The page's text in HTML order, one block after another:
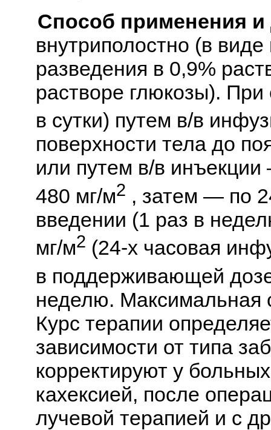
Способ применения
внутриполостно (в
разведения в 0,9%
растворе глюкозы).
в сутки) путем в/в
поверхности тела до
или путем в/в
480 мг/м2 , затем — по
введении (1 раз в
мг/м2 (24-х часовая
в поддерживающей
неделю. Максимальная
Курс терапии
зависимости от типа
корректируют у
кахексией, после
лучевой терапией и с